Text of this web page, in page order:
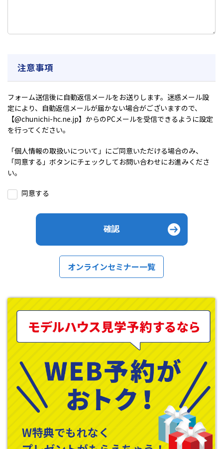
注意事項
フォーム送信後に自動返信メールをお送りします。迷惑メール設
定により、自動返信メールが届かない場合がございますので、
【@chunichi-hc.ne.jp】からのPCメールを受信できるように設定
を行ってください。
「個人情報の取扱いについて 」にご同意いただける場合のみ、
「同意する」ボタンにチェックしてお問い合わせにお進みくださ
い。
同意する
オンラインセミナー一覧